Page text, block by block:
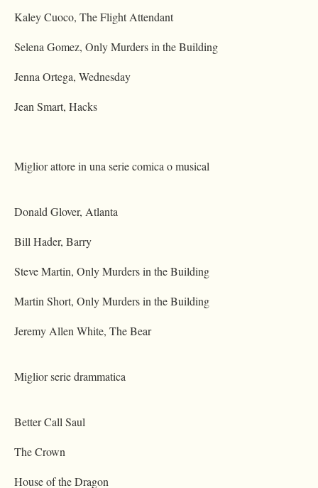
Kaley Cuoco, The Flight Attendant
Selena Gomez, Only Murders in the Building
Jenna Ortega, Wednesday
Jean Smart, Hacks
Miglior attore in una serie comica o musical
Donald Glover, Atlanta
Bill Hader, Barry
Steve Martin, Only Murders in the Building
Martin Short, Only Murders in the Building
Jeremy Allen White, The Bear
Miglior serie drammatica
Better Call Saul
The Crown
House of the Dragon